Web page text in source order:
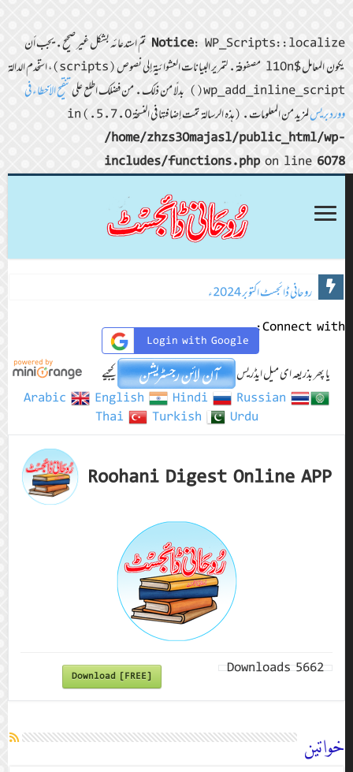
Notice : WP_Scripts::localize تمّ استدعائه بشكل غير صحيح. يجب أن
يكون المعامل $l10n مصفوفة. لتمرير البيانات العشوائية إلى نصوص (scripts)، استخدم الدالة
wp_add_inline_script() بدلًا من ذلك. من فضلك اطلع على
تنقيح الأخطاء في
ووردبريسلمزيد من المعلومات. (هذه الرسالة تمّت إضافتها في النسخة 5.7.0.) in
/home/zhzs30majasl/public_html/wp-
includes/functions.phpon line 6078
روحانی ڈائجسٹ اکتوبر 2024ء
Connect with:
Login with Google
یا پھر بذریعہ ای میل ایڈریس
کیجیے
Arabic
English Hindi
Russian
Thai
Turkish Urdu
Roohani Digest Online APP
Download [FREE] 5662
Downloads
خواتین